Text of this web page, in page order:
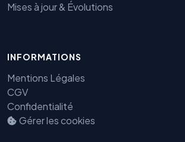
Mises à jour & Évolutions
INFORMATIONS
Mentions Légales
CGV
Confidentialité
Gérer les cookies